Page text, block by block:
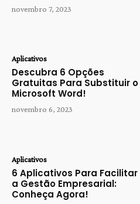
novembro 7, 2023
Aplicativos
Descubra 6 Opções
Gratuitas Para Substituir o
Microsoft Word!
novembro 6, 2023
Aplicativos
6 Aplicativos Para Facilitar
a Gestão Empresarial:
Conheça Agora!